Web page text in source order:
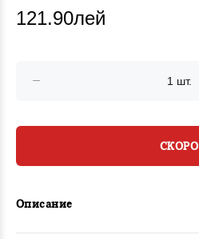
121.90лей
СКОРО
Описание